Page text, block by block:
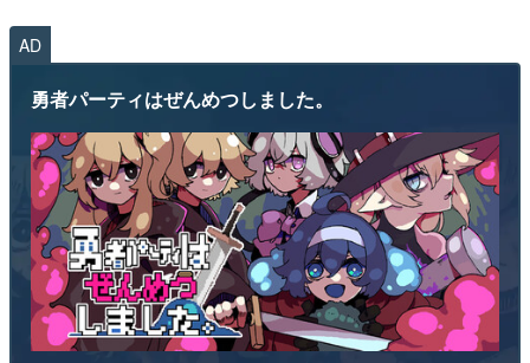
AD
勇者パーティはぜんめつしました。